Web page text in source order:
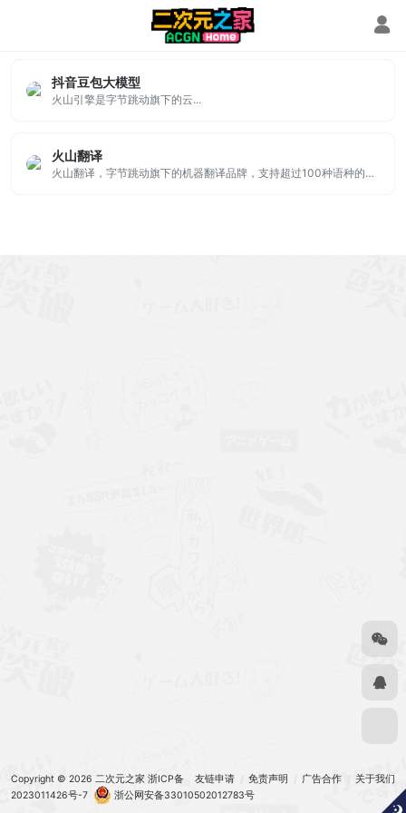
抖音豆包大模型
火山引擎是字节跳动旗下的云...
火山翻译
火山翻译，字节跳动旗下的机器翻译品牌，支持超过100种语种的免费在线翻译，并支持多种领域翻译
友链申请 免责声明 广告合作 关于我们
Copyright © 2026 二次元之家 浙ICP备
2023011426号-7
浙公网安备33010502012783号